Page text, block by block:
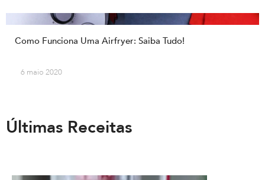
Como Funciona Uma Airfryer: Saiba Tudo!
6 maio 2020
Últimas Receitas